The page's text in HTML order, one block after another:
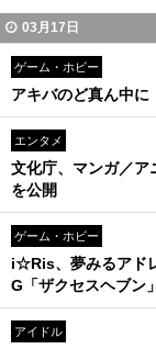
03月17日
ゲーム・ホビー
アキバのど真ん中
エンタメ
文化庁、マンガ／ア
を公開
ゲーム・ホビー
i☆Ris、夢みるアド
G「ザクセスヘブン
アイドル